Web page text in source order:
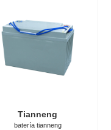
Tianneng
batería tianneng